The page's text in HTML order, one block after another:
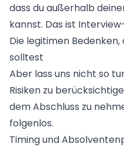
dass du außerhalb
kannst. Das ist
Die legitimen
solltest
Aber lass uns nicht so
Risiken zu
dem Abschluss zu
folgenlos.
Timing und